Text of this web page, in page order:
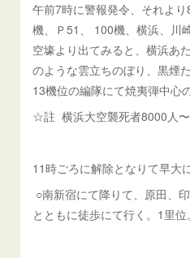
午前7時に警報発令、それよ
機、Ｐ51、 100機、横浜、川
空壕より出てみると、横浜あ
のような雲立ちのぼり、黒煙
13機位の編隊にて焼夷弾中心の
☆註 横浜大空襲死者8000人
11時ごろに解除となりて早大
○南新宿にて降りて、原田、
とともに徒歩にて行く。1里位。